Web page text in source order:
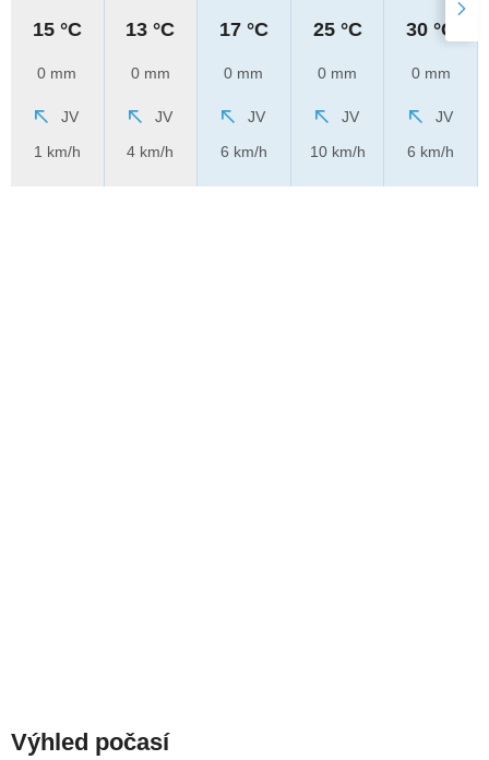
15 °C
0 mm
JV
1 km/h
13 °C
0 mm
JV
4 km/h
17 °C
0 mm
JV
6 km/h
25 °C
0 mm
JV
10 km/h
30 °C
0 mm
JV
6 km/h
Výhled počasí